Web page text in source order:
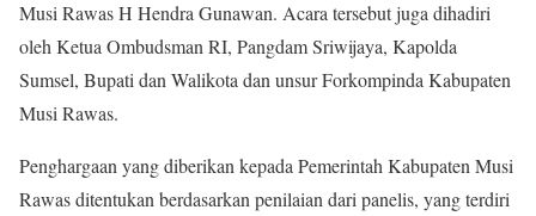
Musi Rawas H Hendra Gunawan. Acara tersebut juga dihadiri
oleh Ketua Ombudsman RI, Pangdam Sriwijaya, Kapolda
Sumsel, Bupati dan Walikota dan unsur Forkompinda Kabupaten
Musi Rawas.
Penghargaan yang diberikan kepada Pemerintah Kabupaten Musi
Rawas ditentukan berdasarkan penilaian dari panelis, yang terdiri